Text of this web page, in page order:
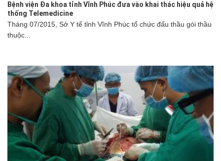
Bệnh viện Đa khoa tỉnh Vĩnh Phúc đưa vào khai thác hiệu quả hệ
thống Telemedicine
Tháng 07/2015, Sở Y tế tỉnh Vĩnh Phúc tổ chức đấu thầu gói thầu
thuộc...